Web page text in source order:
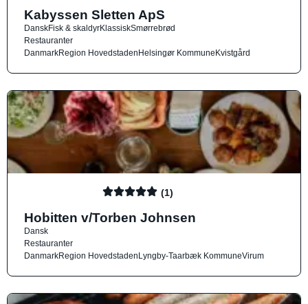
Kabyssen Sletten ApS
DanskFisk & skaldyrKlassiskSmørrebrød
Restauranter
DanmarkRegion HovedstadenHelsingør KommuneKvistgård
(1)
Hobitten v/Torben Johnsen
Dansk
Restauranter
DanmarkRegion HovedstadenLyngby-Taarbæk KommuneVirum